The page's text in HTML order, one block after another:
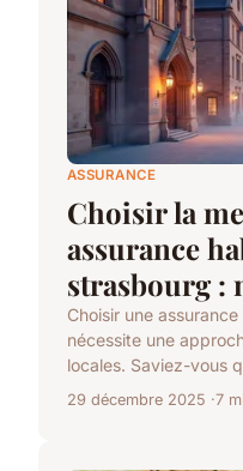
ASSURANCE
Choisir la
assurance
strasbourg :
Choisir une
nécessite une
locales. Saviez-vous
29 décembre 2025 7